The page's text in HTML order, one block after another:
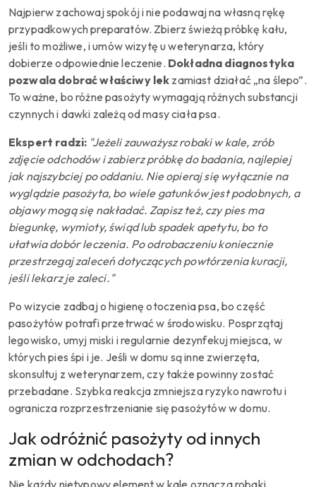
Najpierw zachowaj spokój i nie podawaj na własną rękę
przypadkowych preparatów. Zbierz świeżą próbkę kału,
jeśli to możliwe, i umów wizytę u weterynarza, który
dobierze odpowiednie leczenie. Dokładna diagnostyka
pozwala dobrać właściwy lek zamiast działać „na ślepo”.
To ważne, bo różne pasożyty wymagają różnych substancji
czynnych i dawki zależą od masy ciała psa.
Ekspert radzi: "Jeżeli zauważysz robaki w kale, zrób
zdjęcie odchodów i zabierz próbkę do badania, najlepiej
jak najszybciej po oddaniu. Nie opieraj się wyłącznie na
wyglądzie pasożyta, bo wiele gatunków jest podobnych, a
objawy mogą się nakładać. Zapisz też, czy pies ma
biegunkę, wymioty, świąd lub spadek apetytu, bo to
ułatwia dobór leczenia. Po odrobaczeniu koniecznie
przestrzegaj zaleceń dotyczących powtórzenia kuracji,
jeśli lekarz je zaleci."
Po wizycie zadbaj o higienę otoczenia psa, bo część
pasożytów potrafi przetrwać w środowisku. Posprzątaj
legowisko, umyj miski i regularnie dezynfekuj miejsca, w
których pies śpi i je. Jeśli w domu są inne zwierzęta,
skonsultuj z weterynarzem, czy także powinny zostać
przebadane. Szybka reakcja zmniejsza ryzyko nawrotu i
ogranicza rozprzestrzenianie się pasożytów w domu.
Jak odróżnić pasożyty od innych
zmian w odchodach?